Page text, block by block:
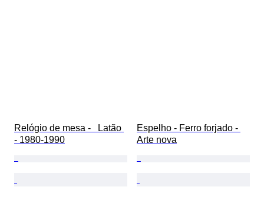
Relógio de mesa -   Latão
- 1980-1990
Espelho - Ferro forjado -
Arte nova